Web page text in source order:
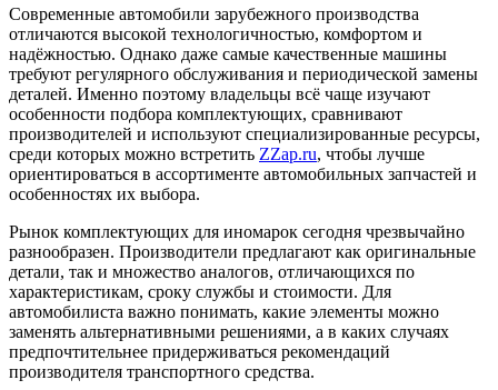
Современные автомобили зарубежного производства
отличаются высокой технологичностью, комфортом и
надёжностью. Однако даже самые качественные машины
требуют регулярного обслуживания и периодической замены
деталей. Именно поэтому владельцы всё чаще изучают
особенности подбора комплектующих, сравнивают
производителей и используют специализированные ресурсы,
среди которых можно встретить ZZap.ru, чтобы лучше
ориентироваться в ассортименте автомобильных запчастей и
особенностях их выбора.
Рынок комплектующих для иномарок сегодня чрезвычайно
разнообразен. Производители предлагают как оригинальные
детали, так и множество аналогов, отличающихся по
характеристикам, сроку службы и стоимости. Для
автомобилиста важно понимать, какие элементы можно
заменять альтернативными решениями, а в каких случаях
предпочтительнее придерживаться рекомендаций
производителя транспортного средства.